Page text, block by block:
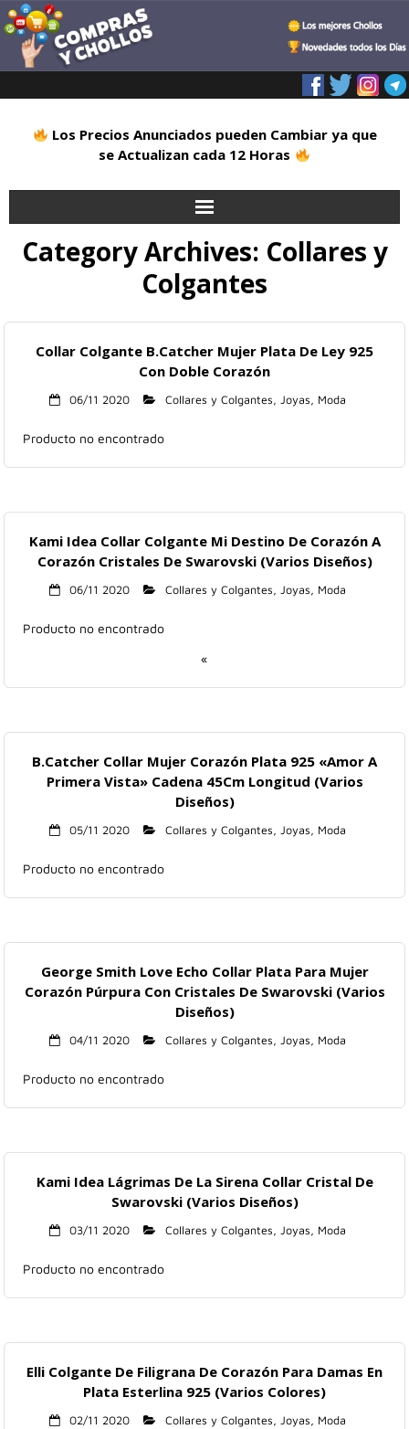
Los Precios Anunciados pueden Cambiar ya que
se Actualizan cada 12 Horas
Inicio
Hogar
Moda
Category Archives: Collares y
Colgantes
Collar Colgante B.Catcher Mujer Plata De Ley 925
Con Doble Corazón
06/11 2020 Collares y Colgantes, Joyas, Moda
Producto no encontrado
Kami Idea Collar Colgante Mi Destino De Corazón A
Corazón Cristales De Swarovski (Varios Diseños)
06/11 2020 Collares y Colgantes, Joyas, Moda
Producto no encontrado
«
B.Catcher Collar Mujer Corazón Plata 925 «Amor A
Primera Vista» Cadena 45Cm Longitud (Varios
Diseños)
05/11 2020 Collares y Colgantes, Joyas, Moda
Producto no encontrado
George Smith Love Echo Collar Plata Para Mujer
Corazón Púrpura Con Cristales De Swarovski (Varios
Diseños)
04/11 2020 Collares y Colgantes, Joyas, Moda
Producto no encontrado
Kami Idea Lágrimas De La Sirena Collar Cristal De
Swarovski (Varios Diseños)
03/11 2020 Collares y Colgantes, Joyas, Moda
Producto no encontrado
Elli Colgante De Filigrana De Corazón Para Damas En
Plata Esterlina 925 (Varios Colores)
02/11 2020 Collares y Colgantes, Joyas, Moda